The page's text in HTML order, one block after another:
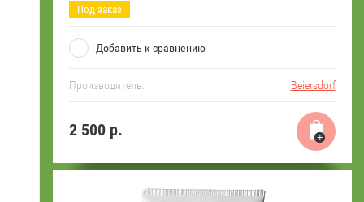
Под заказ
Добавить к сравнению
Производитель: Beiersdorf
2 500р.